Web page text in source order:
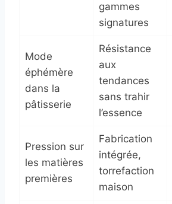
gammes
signatures
Mode
éphémère
dans la
pâtisserie
Résistance
aux
tendances
sans trahir
l’essence
Pression sur
les matières
premières
Fabrication
intégrée,
torrefaction
maison